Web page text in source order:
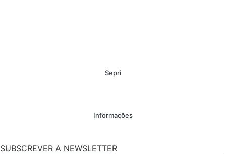
Sepri
Informações
SUBSCREVER A NEWSLETTER